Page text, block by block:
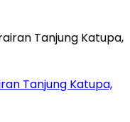
Tanjung Katupa,